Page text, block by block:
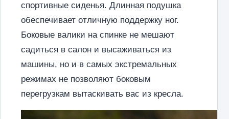
спортивные сиденья. Длинная подушка
обеспечивает отличную поддержку ног.
Боковые валики на спинке не мешают
садиться в салон и высаживаться из
машины, но и в самых экстремальных
режимах не позволяют боковым
перегрузкам вытаскивать вас из кресла.